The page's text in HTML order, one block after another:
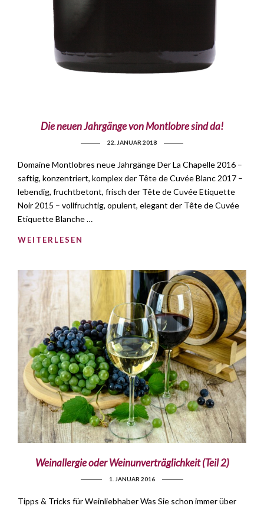
Die neuen Jahrgänge von Montlobre sind da!
22. JANUAR 2018
Domaine Montlobres neue Jahrgänge Der La Chapelle 2016 –
saftig, konzentriert, komplex der Tête de Cuvée Blanc 2017 –
lebendig, fruchtbetont, frisch der Tête de Cuvée Etiquette
Noir 2015 – vollfruchtig, opulent, elegant der Tête de Cuvée
Etiquette Blanche …
WEITERLESEN
Weinallergie oder Weinunverträglichkeit (Teil 2)
1. JANUAR 2016
Tipps & Tricks für Weinliebhaber Was Sie schon immer über